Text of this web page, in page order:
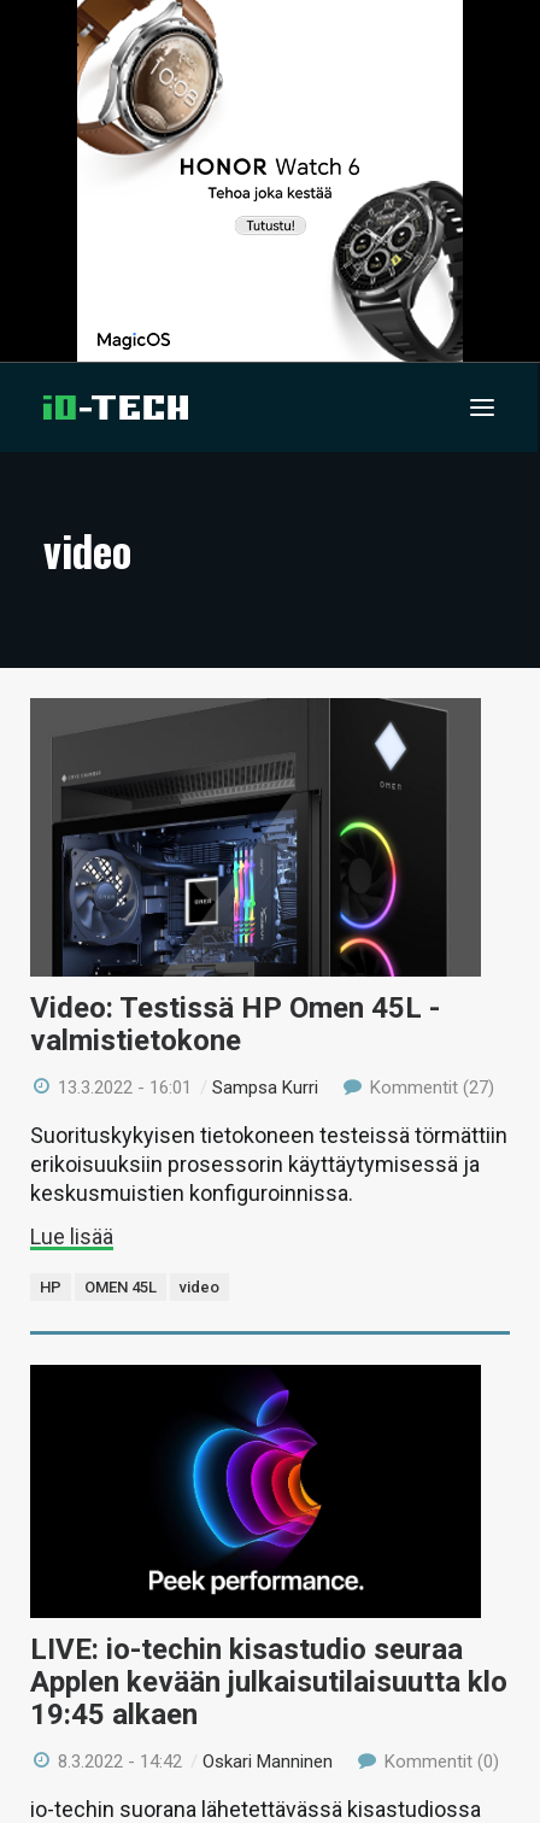
ARTIKKELIT
TECHBBS
HINTA.FI
KAUPPA
VAIHDA TEEMA
HAKU
video
Video: Testissä HP Omen 45L -
valmistietokone
13.3.2022 - 16:01 /Sampsa Kurri Kommentit (27)
Suorituskykyisen tietokoneen testeissä törmättiin
erikoisuuksiin prosessorin käyttäytymisessä ja
keskusmuistien konfiguroinnissa.
Lue lisää
HP OMEN 45L video
LIVE: io-techin kisastudio seuraa
Applen kevään julkaisutilaisuutta klo
19:45 alkaen
8.3.2022 - 14:42 /Oskari Manninen Kommentit (0)
io-techin suorana lähetettävässä kisastudiossa